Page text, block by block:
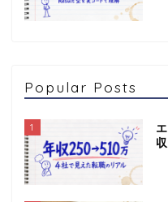
Popular Posts
1